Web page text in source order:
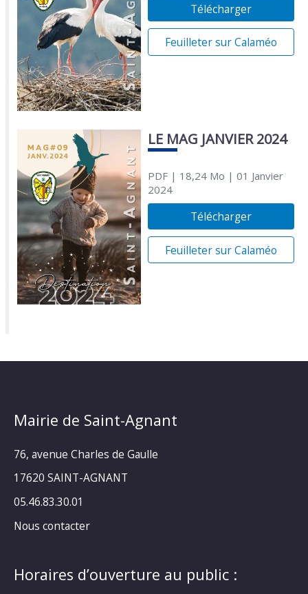
Télécharger
Feuilleter sur Calaméo
LE MAG JANVIER 2024
PDF| 18,24 Mo | 01 Janvier
2024
Télécharger
Feuilleter sur Calaméo
Mairie de Saint-Agnant
76, avenue Charles de Gaulle
17620 SAINT-AGNANT
05.46.83.30.01
Nous contacter
Horaires d’ouverture au public :